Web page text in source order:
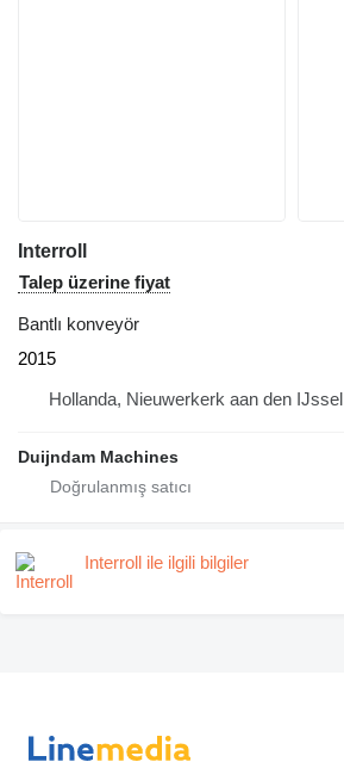
Interroll
Talep üzerine fiyat
Bantlı konveyör
2015
Hollanda, Nieuwerkerk aan den IJssel
Duijndam Machines
Interroll ile ilgili bilgiler